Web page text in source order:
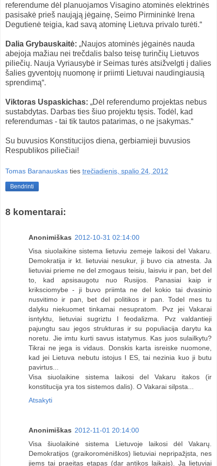
referendume dėl planuojamos Visagino atominės elektrinės
pasisakė prieš naująją jėgainę, Seimo Pirmininkė Irena
Degutienė teigia, kad savą atominę Lietuva privalo turėti.“
Dalia Grybauskaitė: „Naujos atominės jėgainės nauda
abejoja mažiau nei trečdalis balso teisę turinčių Lietuvos
piliečių. Nauja Vyriausybė ir Seimas turės atsižvelgti į dalies
šalies gyventojų nuomonę ir priimti Lietuvai naudingiausią
sprendimą“.
Viktoras Uspaskichas: „Dėl referendumo projektas nebus
sustabdytas. Darbas ties šiuo projektu tęsis. Todėl, kad
referendumas - tai tik tautos patarimas, o ne įsakymas.“
Su buvusios Konstitucijos diena, gerbiamieji buvusios
Respublikos piliečiai!
Tomas Baranauskas ties trečiadienis, spalio 24, 2012
Bendrinti
8 komentarai:
Anonimiškas 2012-10-31 02:14:00
Visa siuolaikine sistema lietuviu zemeje laikosi del Vakaru.
Demokratija ir kt. lietuviai nesukur, ji buvo cia atnesta. Ja
lietuviai prieme ne del zmogaus teisiu, laisviu ir pan, bet del
to, kad apsisaugotu nuo Rusijos. Panasiai kaip ir
kriksciomybe - ji buvo priimta ne del kokio tai dvasinio
nusvitimo ir pan, bet del politikos ir pan. Todel mes tu
dalyku niekuomet tinkamai nesupratom. Pvz jei Vakarai
isntyktu, lietuviai sugriztu I feodalizma. Pvz valdantieji
pajungtu sau jegos strukturas ir su populiacija darytu ka
noretu. Jie imtu kurti savus istatymus. Kas juos sulailkytu?
Tikrai ne jega is vidaus. Donskis karta isreiske nuomone,
kad jei Lietuva nebutu istojus I ES, tai nezinia kuo ji butu
pavirtus...
Visa siuolaikine sistema laikosi del Vakaru itakos (ir
konstitucija yra tos sistemos dalis). O Vakarai silpsta...
Atsakyti
Anonimiškas 2012-11-01 20:14:00
Visa šiuolaikinė sistema Lietuvoje laikosi dėl Vakarų.
Demokratijos (graikoromėniškos) lietuviai nepripažįsta, nes
jiems tai praeitas etapas (dar antikos laikais). Ją lietuviai